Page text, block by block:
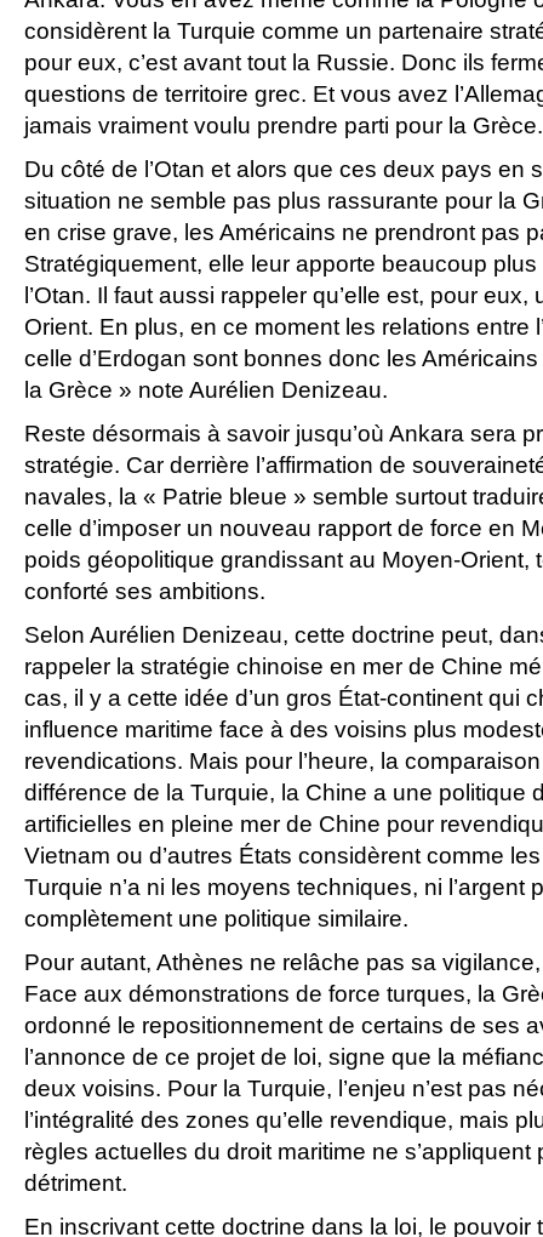
considèrent la Turquie comme un partenaire
pour eux, c’est avant tout la Russie. Donc ils
questions de territoire grec. Et vous avez
jamais vraiment voulu prendre parti pour la
Du côté de l’Otan et alors que ces deux pays en
situation ne semble pas plus rassurante pour la
en crise grave, les Américains ne prendront pas
Stratégiquement, elle leur apporte beaucoup
l’Otan. Il faut aussi rappeler qu’elle est, pour
Orient. En plus, en ce moment les relations entre
celle d’Erdogan sont bonnes donc les
la Grèce » note Aurélien Denizeau.
Reste désormais à savoir jusqu’où Ankara sera
stratégie. Car derrière l’affirmation de
navales, la « Patrie bleue » semble surtout
celle d’imposer un nouveau rapport de force en
poids géopolitique grandissant au Moyen-Orient,
conforté ses ambitions.
Selon Aurélien Denizeau, cette doctrine peut,
rappeler la stratégie chinoise en mer de Chine
cas, il y a cette idée d’un gros État-continent qui
influence maritime face à des voisins plus
revendications. Mais pour l’heure, la comparaison
différence de la Turquie, la Chine a une politique
artificielles en pleine mer de Chine pour
Vietnam ou d’autres États considèrent comme
Turquie n’a ni les moyens techniques, ni l’argent
complètement une politique similaire.
Pour autant, Athènes ne relâche pas sa
Face aux démonstrations de force turques, la
ordonné le repositionnement de certains de ses
l’annonce de ce projet de loi, signe que la
deux voisins. Pour la Turquie, l’enjeu n’est pas
l’intégralité des zones qu’elle revendique, mais
règles actuelles du droit maritime ne s’appliquent
détriment.
En inscrivant cette doctrine dans la loi, le pouvoir